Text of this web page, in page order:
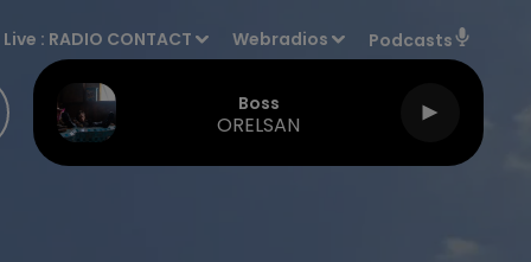
Live : RADIO CONTACT Webradios Podcasts
Boss
ORELSAN